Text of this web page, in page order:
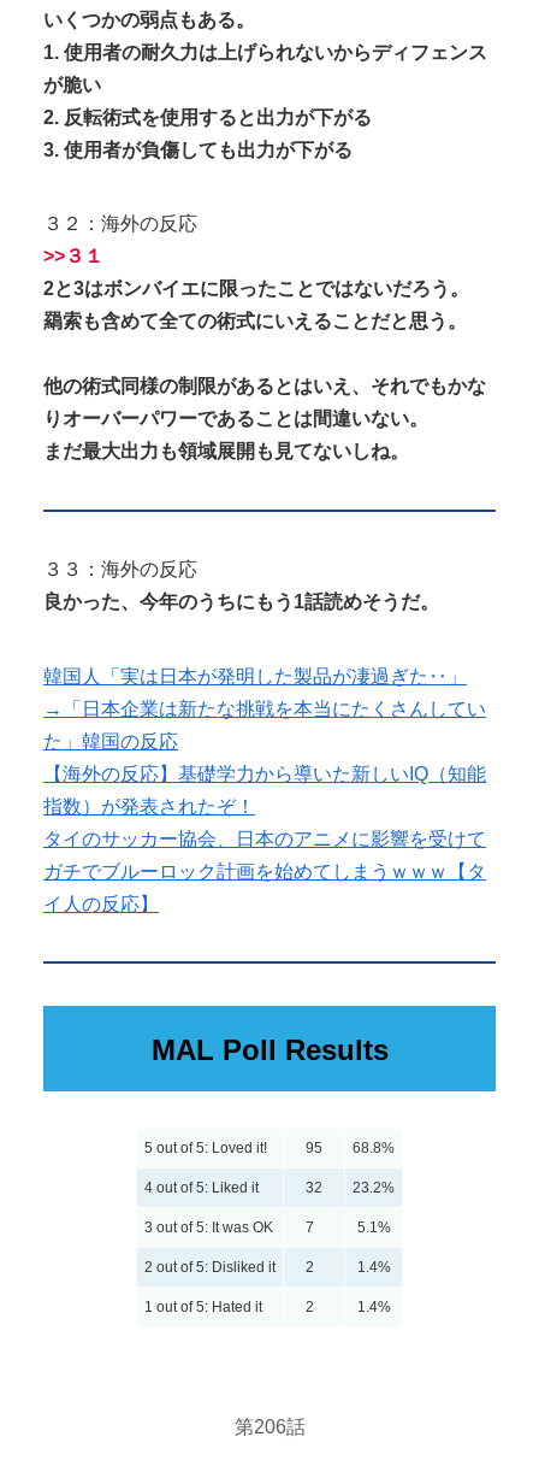
いくつかの弱点もある。
1. 使用者の耐久力は上げられないからディフェンス
が脆い
2. 反転術式を使用すると出力が下がる
3. 使用者が負傷しても出力が下がる
３２：海外の反応
>>３１
2と3はボンバイエに限ったことではないだろう。
羂索も含めて全ての術式にいえることだと思う。
他の術式同様の制限があるとはいえ、それでもかな
りオーバーパワーであることは間違いない。
まだ最大出力も領域展開も見てないしね。
３３：海外の反応
良かった、今年のうちにもう1話読めそうだ。
韓国人「実は日本が発明した製品が凄過ぎた‥」
→「日本企業は新たな挑戦を本当にたくさんしてい
た」韓国の反応
【海外の反応】基礎学力から導いた新しいIQ（知能
指数）が発表されたぞ！
タイのサッカー協会、日本のアニメに影響を受けて
ガチでブルーロック計画を始めてしまうｗｗｗ【タ
イ人の反応】
MAL Poll Results
5 out of 5: Loved it! 95 68.8%
4 out of 5: Liked it 32 23.2%
3 out of 5: It was OK 7 5.1%
2 out of 5: Disliked it 2 1.4%
1 out of 5: Hated it 2 1.4%
第206話